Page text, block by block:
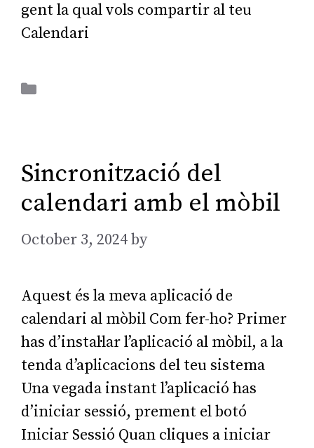
gent la qual vols compartir al teu
Calendari
Sincronització del
calendari amb el mòbil
October 3, 2024by
Aquest és la meva aplicació de
calendari al mòbil Com fer-ho? Primer
has d’instal·lar l’aplicació al mòbil, a la
tenda d’aplicacions del teu sistema
Una vegada instant l’aplicació has
d’iniciar sessió, prement el botó
Iniciar Sessió Quan cliques a iniciar